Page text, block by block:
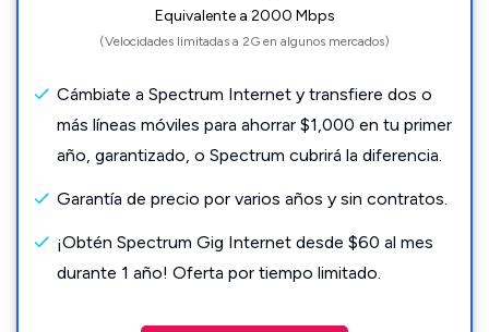
Equivalente a 2000 Mbps
(Velocidades limitadas a 2G en algunos mercados)
Cámbiate a Spectrum Internet y transfiere dos o
más líneas móviles para ahorrar $1,000 en tu primer
año, garantizado, o Spectrum cubrirá la diferencia.
Garantía de precio por varios años y sin contratos.
¡Obtén Spectrum Gig Internet desde $60 al mes
durante 1 año! Oferta por tiempo limitado.